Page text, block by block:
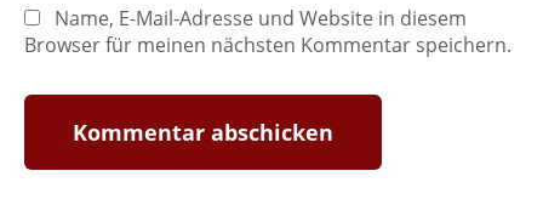
Name, E-Mail-Adresse und Website in diesem
Browser für meinen nächsten Kommentar speichern.